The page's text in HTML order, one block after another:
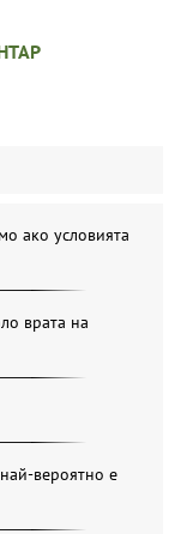
ако условията
врата на
вероятно е